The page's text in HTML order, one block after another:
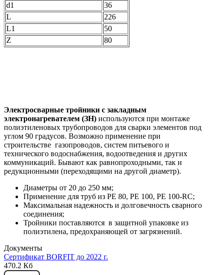
d1
36
L
226
L1
50
Z
80
Электросварные тройники с закладным
электронагревателем (ЗН) используются при монтаже
полиэтиленовых трубопроводов для сварки элементов под
углом 90 градусов. Возможно применение при
строительстве газопроводов, систем питьевого и
технического водоснабжения, водоотведения и других
коммуникаций. Бывают как равнопроходными, так и
редукционными (переходящими на другой диаметр).
Диаметры от 20 до 250 мм;
Применение для труб из PE 80, PE 100, PE 100-RC;
Максимальная надежность и долговечность сварного
соединения;
Тройники поставляются в защитной упаковке из
полиэтилена, предохраняющей от загрязнений.
Документы
Сертификат BORFIT до 2022 г.
470.2 Кб